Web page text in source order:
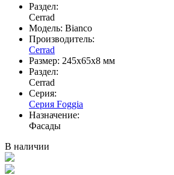
Раздел:
Cerrad
Модель: Bianco
Производитель:
Cerrad
Размер: 245x65x8 мм
Раздел:
Cerrad
Серия:
Серия Foggia
Назначение:
Фасады
В наличии